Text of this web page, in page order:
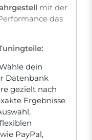
mit der
das
dein
Datenbank
gezielt nach
Ergebnisse
PayPal,